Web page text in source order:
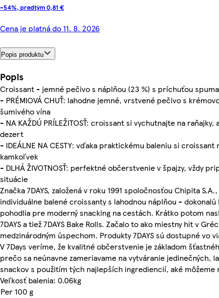
-54%, predtým 0,81 €
Cena je platná do 11. 8. 2026
Popis produktu
Popis
Croissant - jemné pečivo s náplňou (23 %) s príchuťou
- PRÉMIOVÁ CHUŤ: lahodne jemné, vrstvené pečivo s
šumivého vína
- NA KAŽDÚ PRÍLEŽITOSŤ: croissant si vychutnajte na
dezert
- IDEÁLNE NA CESTY: vďaka praktickému baleniu si
kamkoľvek
- DLHÁ ŽIVOTNOSŤ: perfektné občerstvenie v špajzy, vždy
situácie
Značka 7DAYS, založená v roku 1991 spoločnosťou Chipita
individuálne balené croissanty s lahodnou náplňou -
pohodlia pre moderný snacking na cestách. Krátko potom
7DAYS a tiež 7DAYS Bake Rolls. Začalo to ako miestny hit v
medzinárodným úspechom. Produkty 7DAYS sú dostupné vo
V 7Days veríme, že kvalitné občerstvenie je základom
prečo sa neúnavne zameriavame na vytváranie jedinečných,
snackov s použitím tých najlepších ingrediencií, aké môžeme
Veľkosť balenia: 0.06kg
Per 100 g